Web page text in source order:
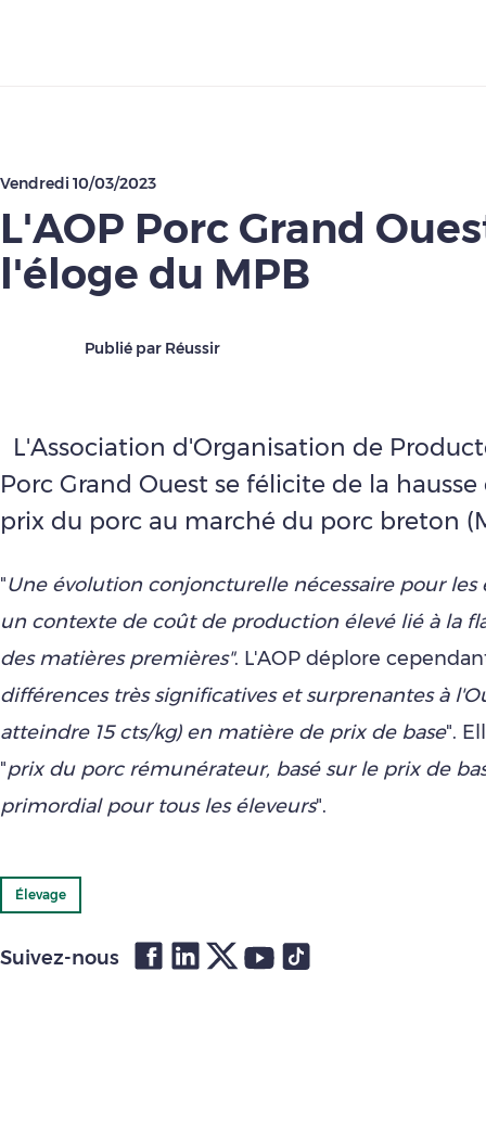
Vendredi 10/03/2023
L'AOP Porc Grand
l'éloge du MPB
Publié par Réussir
L'Association d'Organisation de
Porc Grand Ouest se félicite de la
prix du porc au marché du porc breton
"Une évolution conjoncturelle nécessaire pour les
un contexte de coût de production élevé lié à la
des matières premières". L'AOP déplore
différences très significatives et surprenantes à
atteindre 15 cts/kg) en matière de prix de base".
"prix du porc rémunérateur, basé sur le prix de
primordial pour tous les éleveurs".
Élevage
Suivez-nous